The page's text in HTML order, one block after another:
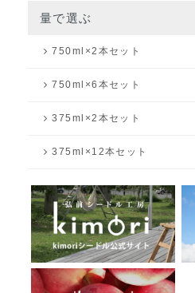
量で選ぶ
750ml×2本セット
750ml×6本セット
375ml×2本セット
375ml×12本セット